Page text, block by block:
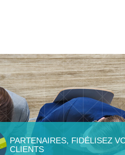
PARTENAIRES, FIDÉLISEZ
CLIENTS